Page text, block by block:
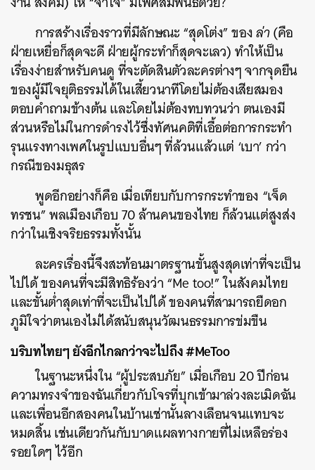
การสร้างเรื่องราวที่มีลักษณะ “สุดโต่ง” ของล่า(คือ
ฝ่ายเหยื่อก็สุดจะดี ฝ่ายผู้กระทำก็สุดจะเลว) ทำให้เป็น
เรื่องง่ายสำหรับคนดู ที่จะตัดสินตัวละครต่างๆ จากจุดยืน
ของผู้มีใจยุติธรรมได้ในเสี้ยวนาทีโดยไม่ต้องเสียสมอง
ตอบคำถามข้างต้น และโดยไม่ต้องทบทวนว่า ตนเองมี
ส่วนหรือไม่ในการดำรงไว้ซึ่งทัศนคติที่เอื้อต่อการกระทำ
รุนแรงทางเพศในรูปแบบอื่นๆ ที่ล้วนแล้วแต่ ‘เบา’ กว่า
กรณีของมธุสร
พูดอีกอย่างก็คือ เมื่อเทียบกับการกระทำของ “เจ็ด
ทรชน” พลเมืองเกือบ 70 ล้านคนของไทย ก็ล้วนแต่สูงส่ง
กว่าในเชิงจริยธรรมทั้งนั้น
ละครเรื่องนี้จึงสะท้อนมาตรฐานขั้นสูงสุดเท่าที่จะเป็น
ไปได้ ของคนที่จะมีสิทธิร้องว่า “Me too!” ในสังคมไทย
และขั้นต่ำสุดเท่าที่จะเป็นไปได้ ของคนที่สามารถยืดอก
ภูมิใจว่าตนเองไม่ได้สนับสนุนวัฒนธรรมการข่มขืน
บริบทไทยๆ ยังอีกไกลกว่าจะไปถึง #MeToo
ในฐานะหนึ่งใน “ผู้ประสบภัย” เมื่อเกือบ 20 ปีก่อน
ความทรงจำของฉันเกี่ยวกับโจรที่บุกเข้ามาล่วงละเมิดฉัน
และเพื่อนอีกสองคนในบ้านเช่านั้นลางเลือนจนแทบจะ
หมดสิ้น เช่นเดียวกันกับบาดแผลทางกายที่ไม่เหลือร่อง
รอยใดๆ ไว้อีก